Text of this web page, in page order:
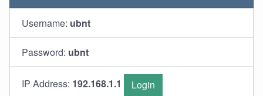
Username: ubnt
Password: ubnt
IP Address: 192.168.1.1 Login